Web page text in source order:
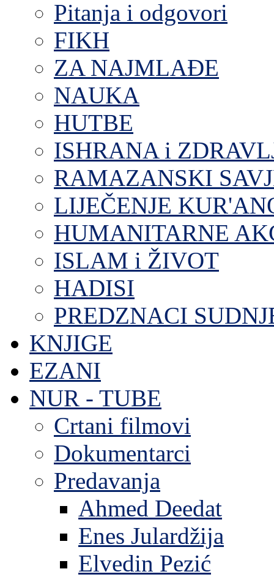
Pitanja i odgovori
FIKH
ZA NAJMLAĐE
NAUKA
HUTBE
ISHRANA i
RAMAZANSKI
LIJEČENJE
HUMANITARNE
ISLAM i ŽIVOT
HADISI
PREDZNACI
KNJIGE
EZANI
NUR - TUBE
Crtani filmovi
Dokumentarci
Predavanja
Ahmed Deedat
Enes Julardžija
Elvedin Pezić